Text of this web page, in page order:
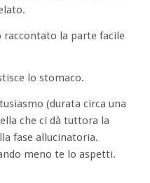
raccontato la parte facile
lo stomaco.
(durata circa una
che ci dà tuttora la
fase allucinatoria.
meno te lo aspetti.